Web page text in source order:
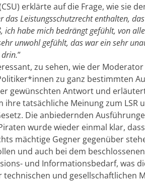
erklärte auf die Frage, wie sie
das Leistungsschutzrecht enthalten,
ich habe mich bedrängt gefühlt, von
unwohl gefühlt, das war ein sehr
”
zu sehen, wie der
zu ganz bestimmten
gewünschten Antwort und
ihre tatsächliche Meinung zum
Die anbiedernden
wurde wieder einmal klar,
mächtige Gegner gegenüber
und auch bei dem
und Informationsbedarf, was
technischen und gesellschaftlichen